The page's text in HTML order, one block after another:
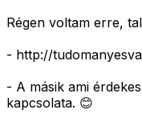
Régen voltam erre,
- http://
- A másik ami
kapcsolata. 😊